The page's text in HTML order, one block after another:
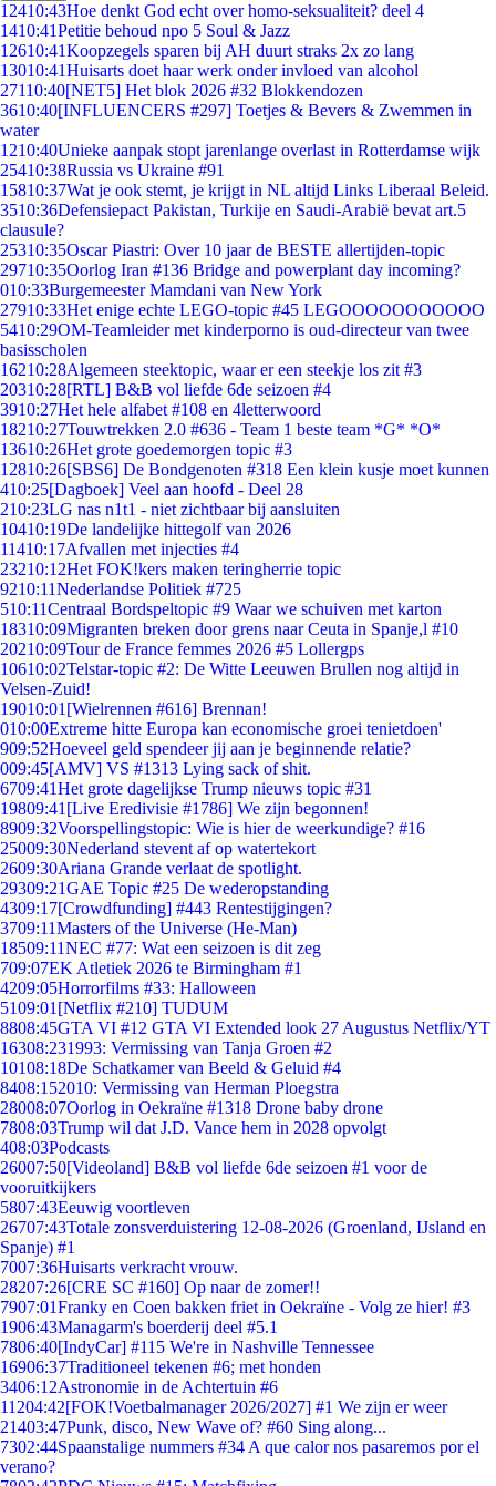
12410:43Hoe denkt God echt over homo-seksualiteit? deel 4
1410:41Petitie behoud npo 5 Soul & Jazz
12610:41Koopzegels sparen bij AH duurt straks 2x zo lang
13010:41Huisarts doet haar werk onder invloed van alcohol
27110:40[NET5] Het blok 2026 #32 Blokkendozen
3610:40[INFLUENCERS #297] Toetjes & Bevers & Zwemmen in
water
1210:40Unieke aanpak stopt jarenlange overlast in Rotterdamse wijk
25410:38Russia vs Ukraine #91
15810:37Wat je ook stemt, je krijgt in NL altijd Links Liberaal Beleid.
3510:36Defensiepact Pakistan, Turkije en Saudi-Arabië bevat art.5
clausule?
25310:35Oscar Piastri: Over 10 jaar de BESTE allertijden-topic
29710:35Oorlog Iran #136 Bridge and powerplant day incoming?
010:33Burgemeester Mamdani van New York
27910:33Het enige echte LEGO-topic #45 LEGOOOOOOOOOOO
5410:29OM-Teamleider met kinderporno is oud-directeur van twee
basisscholen
16210:28Algemeen steektopic, waar er een steekje los zit #3
20310:28[RTL] B&B vol liefde 6de seizoen #4
3910:27Het hele alfabet #108 en 4letterwoord
18210:27Touwtrekken 2.0 #636 - Team 1 beste team *G* *O*
13610:26Het grote goedemorgen topic #3
12810:26[SBS6] De Bondgenoten #318 Een klein kusje moet kunnen
410:25[Dagboek] Veel aan hoofd - Deel 28
210:23LG nas n1t1 - niet zichtbaar bij aansluiten
10410:19De landelijke hittegolf van 2026
11410:17Afvallen met injecties #4
23210:12Het FOK!kers maken teringherrie topic
9210:11Nederlandse Politiek #725
510:11Centraal Bordspeltopic #9 Waar we schuiven met karton
18310:09Migranten breken door grens naar Ceuta in Spanje,l #10
20210:09Tour de France femmes 2026 #5 Lollergps
10610:02Telstar-topic #2: De Witte Leeuwen Brullen nog altijd in
Velsen-Zuid!
19010:01 [Wielrennen #616] Brennan!
010:00Extreme hitte Europa kan economische groei tenietdoen'
909:52Hoeveel geld spendeer jij aan je beginnende relatie?
009:45[AMV] VS #1313 Lying sack of shit.
6709:41Het grote dagelijkse Trump nieuws topic #31
19809:41 [Live Eredivisie #1786] We zijn begonnen!
8909:32Voorspellingstopic: Wie is hier de weerkundige? #16
25009:30Nederland stevent af op watertekort
2609:30Ariana Grande verlaat de spotlight.
29309:21GAE Topic #25 De wederopstanding
4309:17[Crowdfunding] #443 Rentestijgingen?
3709:11Masters of the Universe (He-Man)
18509:11NEC #77: Wat een seizoen is dit zeg
709:07EK Atletiek 2026 te Birmingham #1
4209:05Horrorfilms #33: Halloween
5109:01 [Netflix #210] TUDUM
8808:45GTA VI #12 GTA VI Extended look 27 Augustus Netflix/YT
16308:231993: Vermissing van Tanja Groen #2
10108:18De Schatkamer van Beeld & Geluid #4
8408:152010: Vermissing van Herman Ploegstra
28008:07Oorlog in Oekraïne #1318 Drone baby drone
7808:03Trump wil dat J.D. Vance hem in 2028 opvolgt
408:03Podcasts
26007:50[Videoland] B&B vol liefde 6de seizoen #1 voor de
vooruitkijkers
5807:43Eeuwig voortleven
26707:43Totale zonsverduistering 12-08-2026 (Groenland, IJsland en
Spanje) #1
7007:36Huisarts verkracht vrouw.
28207:26[CRE SC #160] Op naar de zomer!!
7907:01Franky en Coen bakken friet in Oekraïne - Volg ze hier! #3
1906:43Managarm's boerderij deel #5.1
7806:40[IndyCar] #115 We're in Nashville Tennessee
16906:37Traditioneel tekenen #6; met honden
3406:12Astronomie in de Achtertuin #6
11204:42[FOK!Voetbalmanager 2026/2027] #1 We zijn er weer
21403:47Punk, disco, New Wave of? #60 Sing along...
7302:44Spaanstalige nummers #34 A que calor nos pasaremos por el
verano?